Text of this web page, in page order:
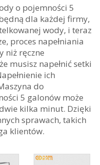
o pojemności 5
dla każdej firmy,
wody, i teraz
proces napełniania
niż ręczne
musisz napełnić setki
ich
do
5 galonów może
kilka minut. Dzięki
sprawach, takich
klientów.